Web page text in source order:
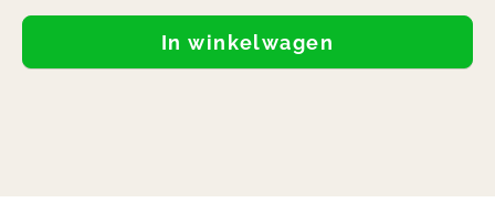
In winkelwagen